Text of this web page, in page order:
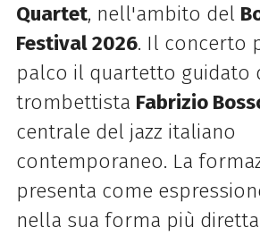
Quartet, nell'ambito del
Festival 2026. Il concerto
palco il quartetto guidato
trombettista Fabrizio
centrale del jazz italiano
contemporaneo. La
presenta come
nella sua forma più